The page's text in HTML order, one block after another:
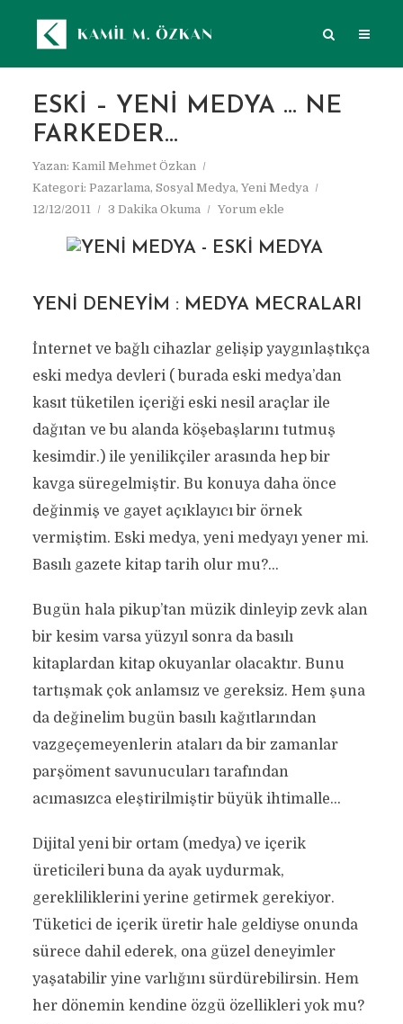
ESKI – YENI MEDYA … NE
FARKEDER…
Yazan: Kamil Mehmet Özkan
Kategori: Pazarlama, Sosyal Medya, Yeni Medya
12/12/2011
3 Dakika Okuma Yorum ekle
YENI DENEYIM : MEDYA MECRALARI
İnternet ve bağlı cihazlar gelişip yaygınlaştıkça
eski medya devleri ( burada eski medya’dan
kasıt tüketilen içeriği eski nesil araçlar ile
dağıtan ve bu alanda köşebaşlarını tutmuş
kesimdir.) ile yenilikçiler arasında hep bir
kavga süregelmiştir. Bu konuya daha önce
değinmiş ve gayet açıklayıcı bir örnek
vermiştim. Eski medya, yeni medyayı yener mi.
Basılı gazete kitap tarih olur mu?…
Bugün hala pikup’tan müzik dinleyip zevk alan
bir kesim varsa yüzyıl sonra da basılı
kitaplardan kitap okuyanlar olacaktır. Bunu
tartışmak çok anlamsız ve gereksiz. Hem şuna
da değinelim bugün basılı kağıtlarından
vazgeçemeyenlerin ataları da bir zamanlar
parşöment savunucuları tarafından
acımasızca eleştirilmiştir büyük ihtimalle…
Dijital yeni bir ortam (medya) ve içerik
üreticileri buna da ayak uydurmak,
gerekliliklerini yerine getirmek gerekiyor.
Tüketici de içerik üretir hale geldiyse onunda
sürece dahil ederek, ona güzel deneyimler
yaşatabilir yine varlığını sürdürebilirsin. Hem
her dönemin kendine özgü özellikleri yok mu?